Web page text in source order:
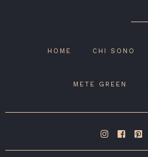
HOME CHI SONO
METE GREEN